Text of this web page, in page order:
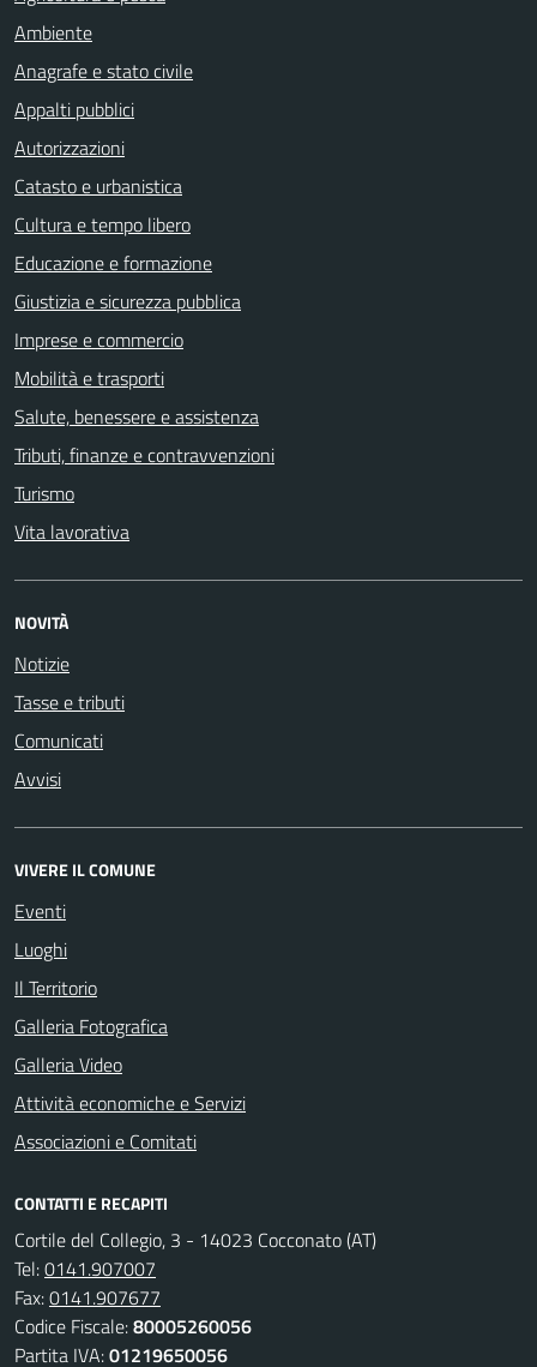
Ambiente
Anagrafe e stato civile
Appalti pubblici
Autorizzazioni
Catasto e urbanistica
Cultura e tempo libero
Educazione e formazione
Giustizia e sicurezza pubblica
Imprese e commercio
Mobilità e trasporti
Salute, benessere e assistenza
Tributi, finanze e contravvenzioni
Turismo
Vita lavorativa
NOVITÀ
Notizie
Tasse e tributi
Comunicati
Avvisi
VIVERE IL COMUNE
Eventi
Luoghi
Il Territorio
Galleria Fotografica
Galleria Video
Attività economiche e Servizi
Associazioni e Comitati
CONTATTI E RECAPITI
Cortile del Collegio, 3 - 14023 Cocconato (AT)
Tel:0141.907007
Fax:0141.907677
Codice Fiscale:80005260056
Partita IVA:01219650056